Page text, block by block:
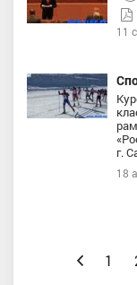
11
г.
18
Назад
1